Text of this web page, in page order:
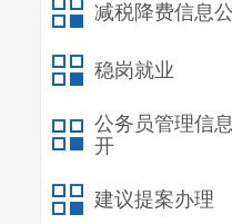
减税降费信息
稳岗就业
公务员管理信
开
建议提案办理